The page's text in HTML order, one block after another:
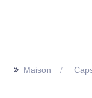
>> Maison